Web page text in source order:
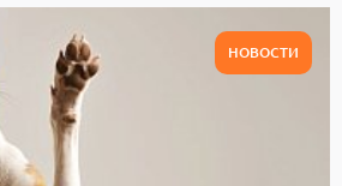
НОВОСТИ